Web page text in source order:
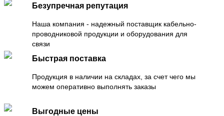
Безупречная репутация
Наша компания - надежный поставщик кабельно-
проводниковой продукции и оборудования для
связи
Быстрая поставка
Продукция в наличии на складах, за счет чего мы
можем оперативно выполнять заказы
Выгодные цены